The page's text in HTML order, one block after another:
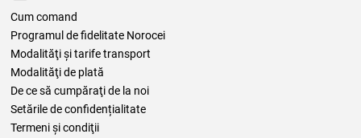
Cum comand
Programul de fidelitate Norocei
Modalităţi şi tarife transport
Modalităţi de plată
De ce să cumpăraţi de la noi
Setările de confidențialitate
Termeni şi condiţii